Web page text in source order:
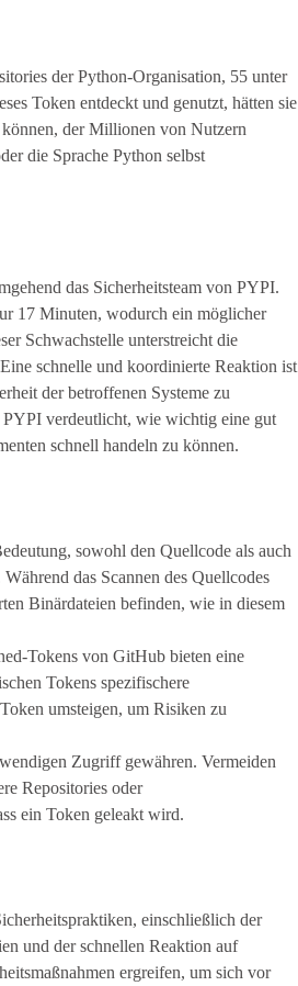
der Python-Organisation, 55 unter
Token entdeckt und genutzt, hätten sie
der Millionen von Nutzern
die Sprache Python selbst
das Sicherheitsteam von PYPI.
17 Minuten, wodurch ein möglicher
Schwachstelle unterstreicht die
schnelle und koordinierte Reaktion ist
der betroffenen Systeme zu
verdeutlicht, wie wichtig eine gut
schnell handeln zu können.
sowohl den Quellcode als auch
das Scannen des Quellcodes
Binärdateien befinden, wie in diesem
Tokens von GitHub bieten eine
Tokens spezifischere
umsteigen, um Risiken zu
Zugriff gewähren. Vermeiden
Repositories oder
ein Token geleakt wird.
einschließlich der
und der schnellen Reaktion auf
ergreifen, um sich vor